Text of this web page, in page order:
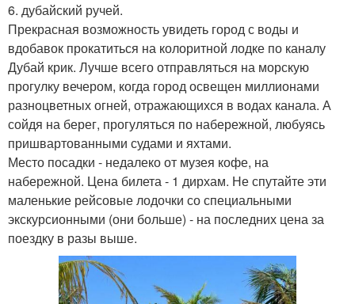
6. дубайский ручей.
Прекрасная возможность увидеть город с воды и
вдобавок прокатиться на колоритной лодке по каналу
Дубай крик. Лучше всего отправляться на морскую
прогулку вечером, когда город освещен миллионами
разноцветных огней, отражающихся в водах канала. А
сойдя на берег, прогуляться по набережной, любуясь
пришвартованными судами и яхтами.
Место посадки - недалеко от музея кофе, на
набережной. Цена билета - 1 дирхам. Не спутайте эти
маленькие рейсовые лодочки со специальными
экскурсионными (они больше) - на последних цена за
поездку в разы выше.